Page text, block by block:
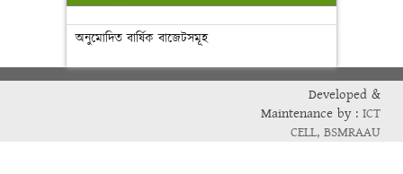
অনুমোদিত বার্ষিক বাজেটসমূহ
Developed &
Maintenance by : ICT
CELL, BSMRAAU